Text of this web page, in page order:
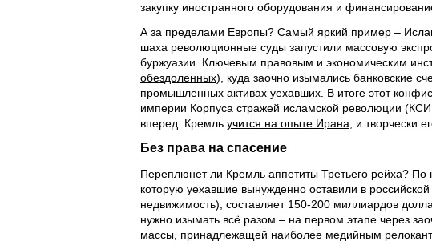
закупку иностранного оборудования и
А за пределами Европы? Самый яркий пример –
шаха революционные суды запустили массовую
буржуазии. Ключевым правовым и экономическим
обездоленных),
куда заочно изымались банковские
промышленных активах уехавших. В итоге этот
империи Корпуса стражей исламской революции
вперед. Кремль учится на опыте Ирана , и творчески
Без права на спасение
Переплюнет ли Кремль аппетиты Третьего рейха? По
которую уехавшие вынужденно оставили в
недвижимость), составляет 150-200 миллиардов
нужно изымать всё разом – на первом этапе через
массы, принадлежащей наиболее медийным